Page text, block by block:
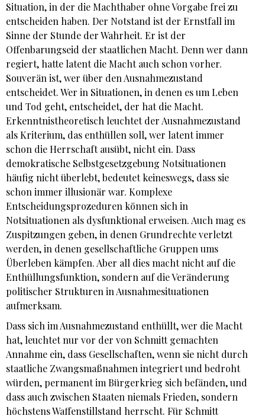
Situation, in der die Machthaber ohne Vorgabe frei zu
entscheiden haben. Der Notstand ist der Ernstfall im
Sinne der Stunde der Wahrheit. Er ist der
Offenbarungseid der staatlichen Macht. Denn wer dann
regiert, hatte latent die Macht auch schon vorher.
Souverän ist, wer über den Ausnahmezustand
entscheidet. Wer in Situationen, in denen es um Leben
und Tod geht, entscheidet, der hat die Macht.
Erkenntnistheoretisch leuchtet der Ausnahmezustand
als Kriterium, das enthüllen soll, wer latent immer
schon die Herrschaft ausübt, nicht ein. Dass
demokratische Selbstgesetzgebung Notsituationen
häufig nicht überlebt, bedeutet keineswegs, dass sie
schon immer illusionär war. Komplexe
Entscheidungsprozeduren können sich in
Notsituationen als dysfunktional erweisen. Auch mag es
Zuspitzungen geben, in denen Grundrechte verletzt
werden, in denen gesellschaftliche Gruppen ums
Überleben kämpfen. Aber all dies macht nicht auf die
Enthüllungsfunktion, sondern auf die Veränderung
politischer Strukturen in Ausnahmesituationen
aufmerksam.
Dass sich im Ausnahmezustand enthüllt, wer die Macht
hat, leuchtet nur vor der von Schmitt gemachten
Annahme ein, dass Gesellschaften, wenn sie nicht durch
staatliche Zwangsmaßnahmen integriert und bedroht
würden, permanent im Bürgerkrieg sich befänden, und
dass auch zwischen Staaten niemals Frieden, sondern
höchstens Waffenstillstand herrscht. Für Schmitt